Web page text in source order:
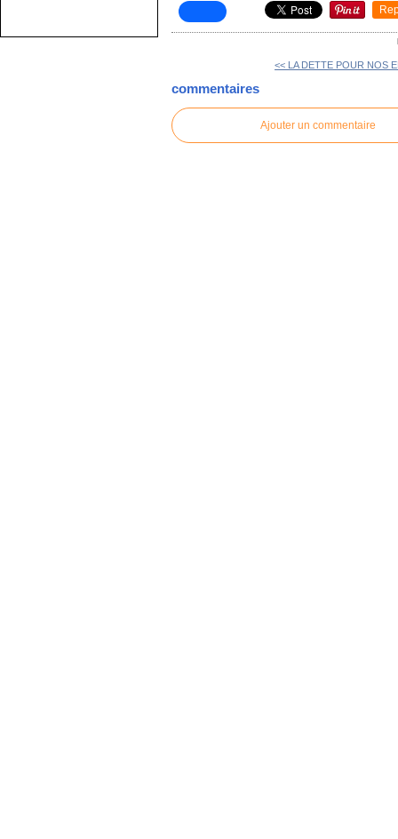
<< LA DETTE POUR NOS
commentaires
Ajouter un commentaire